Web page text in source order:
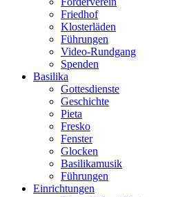
Friedhof
Klosterläden
Führungen
Video-Rundgang
Spenden
Basilika
Gottesdienste
Geschichte
Pieta
Fresko
Fenster
Glocken
Basilikamusik
Führungen
Einrichtungen